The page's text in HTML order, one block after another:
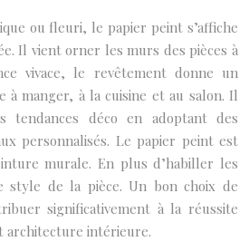
ou fleuri, le papier peint s’affiche
Il vient orner les murs des pièces à
vivace, le revêtement donne un
à manger, à la cuisine et au salon. Il
tendances déco en adoptant des
personnalisés. Le papier peint est
murale. En plus d’habiller les
style de la pièce. Un bon choix de
significativement à la réussite
architecture intérieure.